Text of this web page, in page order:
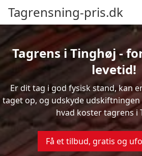
Tagrensning-pris.dk
Tagrens i Tinghøj -
levetid!
Er dit tag i god fysisk stand, kan
taget op, og udskyde udskiftningen
hvad koster tagrens i
Få et tilbud, gratis og